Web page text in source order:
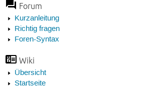
Forum
Kurzanleitung
Richtig fragen
Foren-Syntax
Wiki
Übersicht
Startseite